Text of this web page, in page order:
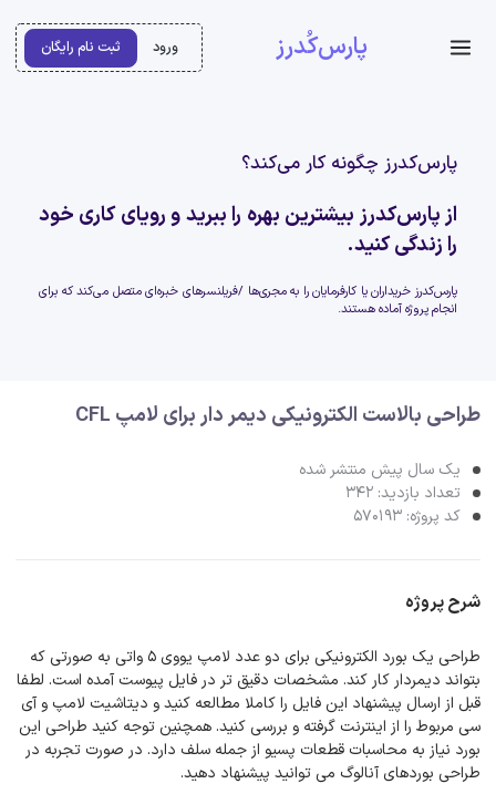
پارس‌کُدرز ورود ثبت نام رایگان
پارس‌کدرز چگونه کار می‌کند؟
از پارس‌کدرز بیشترین بهره را ببرید و رویای کاری خود
را زندگی کنید.
پارس‌کدرز خریداران یا کارفرمایان را به مجری‌ها /فریلنسرهای خبره‌ای متصل می‌کند که برای
انجام پروژه آماده هستند.
طراحی بالاست الکترونیکی دیمر دار برای لامپ CFL
یک سال پیش منتشر شده
تعداد بازدید: 342
کد پروژه: 570193
شرح پروژه
طراحی یک بورد الکترونیکی برای دو عدد لامپ یووی 5 واتی به صورتی که
بتواند دیمردار کار کند. مشخصات دقیق تر در فایل پیوست آمده است. لطفا
قبل از ارسال پیشنهاد این فایل را کاملا مطالعه کنید و دیتاشیت لامپ و آی
سی مربوط را از اینترنت گرفته و بررسی کنید. همچنین توجه کنید طراحی این
بورد نیاز به محاسبات قطعات پسیو از جمله سلف دارد. در صورت تجربه در
طراحی بوردهای آنالوگ می توانید پیشنهاد دهید.